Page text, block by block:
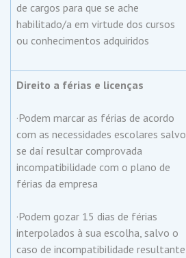
de cargos para que se ache
habilitado/a em virtude dos cursos
ou conhecimentos adquiridos
Direito a férias e licenças
·Podem marcar as férias de acordo
com as necessidades escolares salvo
se daí resultar comprovada
incompatibilidade com o plano de
férias da empresa
·Podem gozar 15 dias de férias
interpolados à sua escolha, salvo o
caso de incompatibilidade resultante